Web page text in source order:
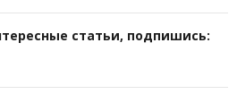
статьи, подпишись: